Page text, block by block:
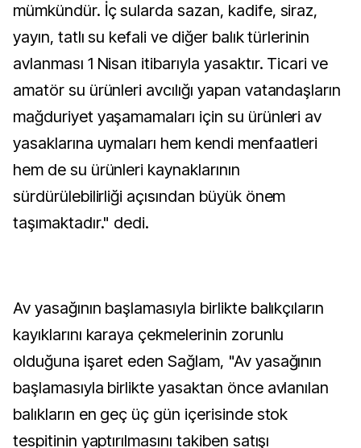
mümkündür. İç sularda sazan, kadife, siraz,
yayın, tatlı su kefali ve diğer balık türlerinin
avlanması 1 Nisan itibarıyla yasaktır. Ticari ve
amatör su ürünleri avcılığı yapan vatandaşların
mağduriyet yaşamamaları için su ürünleri av
yasaklarına uymaları hem kendi menfaatleri
hem de su ürünleri kaynaklarının
sürdürülebilirliği açısından büyük önem
taşımaktadır." dedi.
Av yasağının başlamasıyla birlikte balıkçıların
kayıklarını karaya çekmelerinin zorunlu
olduğuna işaret eden Sağlam, "Av yasağının
başlamasıyla birlikte yasaktan önce avlanılan
balıkların en geç üç gün içerisinde stok
tespitinin yaptırılmasını takiben satışı